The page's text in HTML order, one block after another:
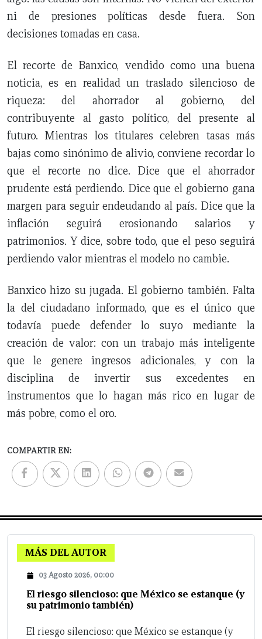
ni de presiones políticas desde fuera. Son
decisiones tomadas en casa.
El recorte de Banxico, vendido como una buena
noticia, es en realidad un traslado silencioso de
riqueza: del ahorrador al gobierno, del
contribuyente al gasto político, del presente al
futuro. Mientras los titulares celebren tasas más
bajas como sinónimo de alivio, conviene recordar lo
que el recorte no dice. Dice que el ahorrador
prudente está perdiendo. Dice que el gobierno gana
margen para seguir endeudando al país. Dice que la
inflación seguirá erosionando salarios y
patrimonios. Y dice, sobre todo, que el peso seguirá
perdiendo valor mientras el modelo no cambie.
Banxico hizo su jugada. El gobierno también. Falta
la del ciudadano informado, que es el único que
todavía puede defender lo suyo mediante la
creación de valor: con un trabajo más inteligente
que le genere ingresos adicionales, y con la
disciplina de invertir sus excedentes en
instrumentos que lo hagan más rico en lugar de
más pobre, como el oro.
COMPARTIR EN:
MÁS DEL AUTOR
03 Agosto 2026, 00:00
El riesgo silencioso: que México se estanque (y
su patrimonio también)
El riesgo silencioso: que México se estanque (y